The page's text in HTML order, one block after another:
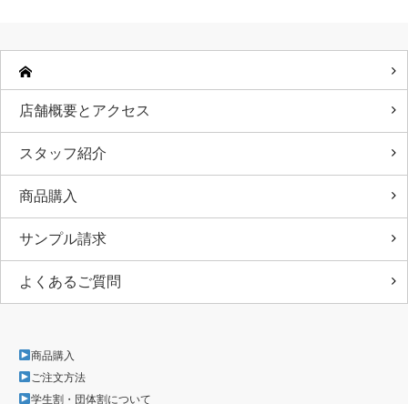
店舗概要とアクセス
スタッフ紹介
商品購入
サンプル請求
よくあるご質問
商品購入
ご注文方法
学生割・団体割について